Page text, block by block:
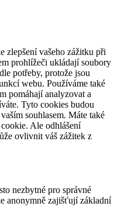
zlepšení vašeho zážitku při
prohlížeči ukládají soubory
potřeby, protože jsou
webu. Používáme také
pomáhají analyzovat a
Tyto cookies budou
souhlasem. Máte také
Ale odhlášení
ovlivnit váš zážitek z
nezbytné pro správné
anonymně zajišťují základní